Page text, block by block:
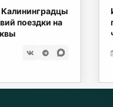
Калининградцы
поездки на